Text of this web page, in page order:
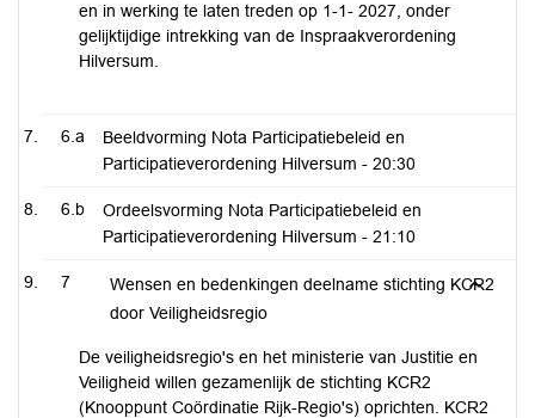
en in werking te laten treden op 1-1- 2027, onder
gelijktijdige intrekking van de Inspraakverordening
Hilversum.
6.a
Beeldvorming Nota Participatiebeleid en
Participatieverordening Hilversum - 20:30
6.b
Ordeelsvorming Nota Participatiebeleid en
Participatieverordening Hilversum - 21:10
7
Wensen en bedenkingen deelname stichting KCR2
door Veiligheidsregio
De veiligheidsregio's en het ministerie van Justitie en
Veiligheid willen gezamenlijk de stichting KCR2
(Knooppunt Coördinatie Rijk-Regio's) oprichten. KCR2